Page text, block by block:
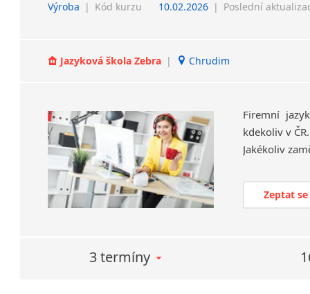
Výroba | Kód kurzu 10.02.2026 | Poslední
Jazyková škola Zebra | Chrudim
Firemní
kdekoliv v
Zeptat
3 termíny